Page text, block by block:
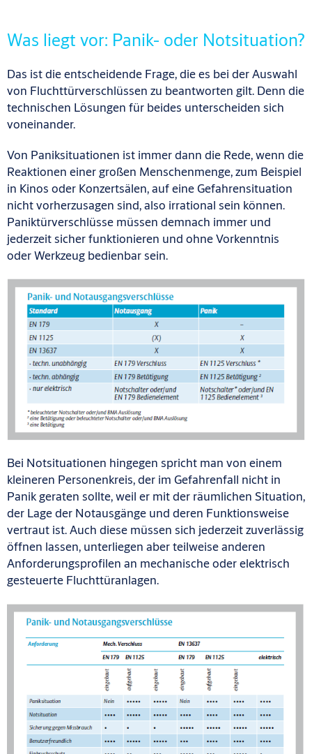
Was liegt vor: Panik- oder Notsituation?
Das ist die entscheidende Frage, die es bei der Auswahl
von Fluchttürverschlüssen zu beantworten gilt. Denn die
technischen Lösungen für beides unterscheiden sich
voneinander.
Von Paniksituationen ist immer dann die Rede, wenn die
Reaktionen einer großen Menschenmenge, zum Beispiel
in Kinos oder Konzertsälen, auf eine Gefahrensituation
nicht vorherzusagen sind, also irrational sein können.
Paniktürverschlüsse müssen demnach immer und
jederzeit sicher funktionieren und ohne Vorkenntnis
oder Werkzeug bedienbar sein.
Bei Notsituationen hingegen spricht man von einem
kleineren Personenkreis, der im Gefahrenfall nicht in
Panik geraten sollte, weil er mit der räumlichen Situation,
der Lage der Notausgänge und deren Funktionsweise
vertraut ist. Auch diese müssen sich jederzeit zuverlässig
öffnen lassen, unterliegen aber teilweise anderen
Anforderungsprofilen an mechanische oder elektrisch
gesteuerte Fluchttüranlagen.